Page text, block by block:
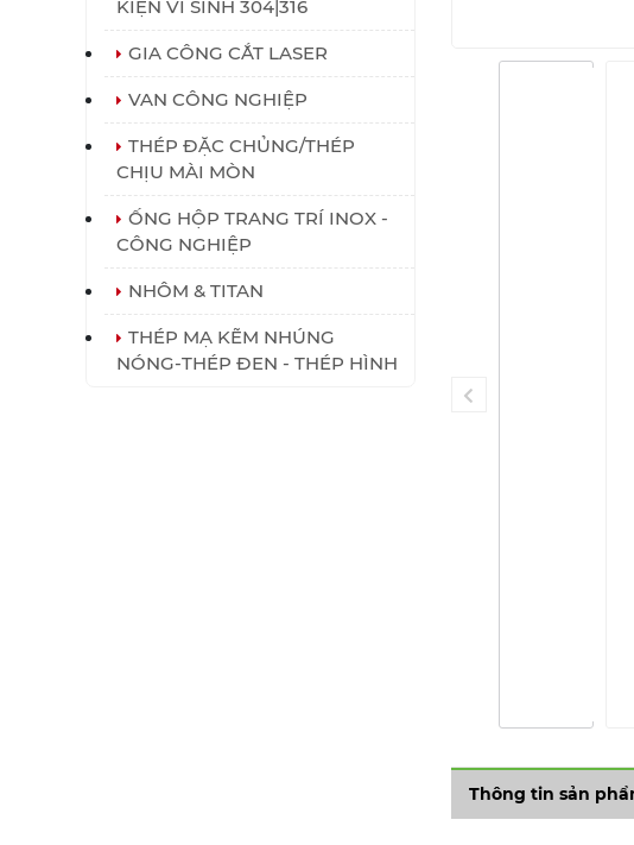
KIỆN VI SINH 304|316
GIA CÔNG CẮT LASER
VAN CÔNG NGHIỆP
THÉP ĐẶC CHỦNG/THÉP
CHỊU MÀI MÒN
ỐNG HỘP TRANG TRÍ INOX -
CÔNG NGHIỆP
NHÔM & TITAN
THÉP MẠ KẼM NHÚNG
NÓNG-THÉP ĐEN - THÉP HÌNH
Thông tin sản